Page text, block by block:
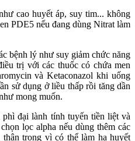
cao huyết áp, suy tim... không
PDE5 nếu đang dùng Nitrat làm
lý như suy giảm chức năng
trị với các thuốc có chứa men
và Ketaconazol khi uống
sử dụng ở liều thấp rồi tăng dần
mong muốn.
đại lành tính tuyến tiền liệt và
lọc alpha nếu dùng thêm các
trong vì có thể làm hạ huyết